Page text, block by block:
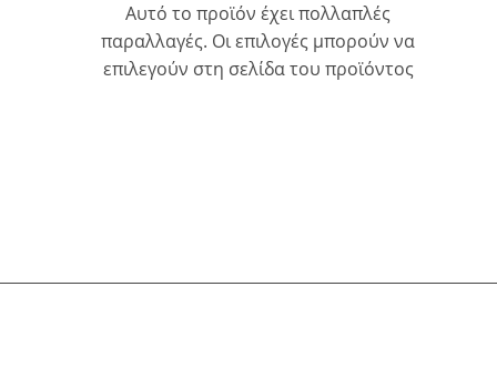
Αυτό το προϊόν έχει πολλαπλές
παραλλαγές. Οι επιλογές μπορούν να
επιλεγούν στη σελίδα του προϊόντος